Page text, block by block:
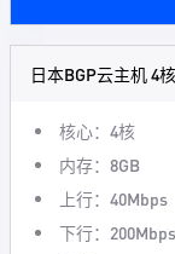
日本BGP云主机 4
核心：4核
内存：8GB
上行：40Mbps
下行：200Mbps